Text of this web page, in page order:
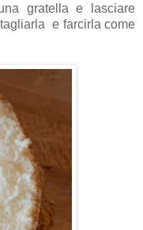
gratella e lasciare
e farcirla come